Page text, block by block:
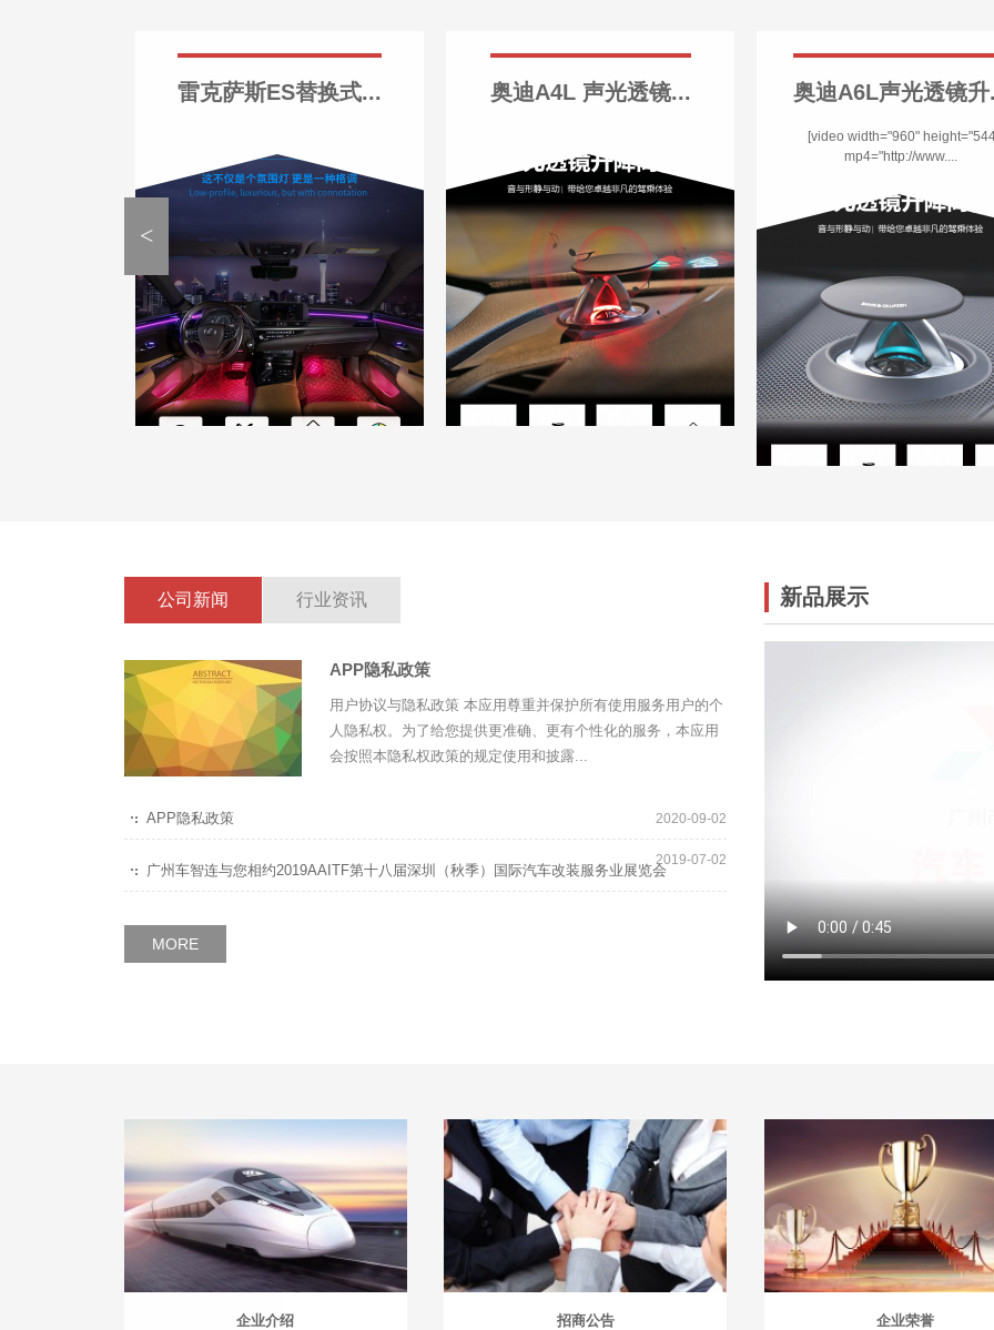
雷克萨斯ES替换式... 奥迪A4L 声光透镜... 奥迪A6L声光透镜
[video width="960"
mp4="http://www....
<
公司新闻 行业资讯
APP隐私政策
用户协议与隐私政策 本应用尊重并保护所有使用服务用户的个
人隐私权。为了给您提供更准确、更有个性化的服务，本应用
会按照本隐私权政策的规定使用和披露...
2020-09-02
APP隐私政策
2019-07-02
广州车智连与您相约2019AAITF第十八届深圳（秋季）国际汽车改装服务业展览会
MORE
新品展示
企业介绍 招商公告 企业荣誉